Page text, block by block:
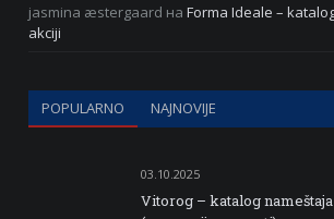
jasmina æstergaard на Forma Ideale –
akciji
POPULARNO NAJNOVIJE
03.10.2025
Vitorog – katalog